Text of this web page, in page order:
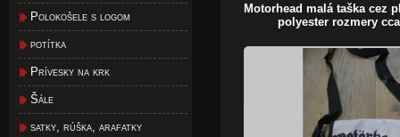
Polokošele s logom
potítka
Prívesky na krk
Šále
satky, rúška, arafatky
Motorhead malá taška cez
polyester rozmery